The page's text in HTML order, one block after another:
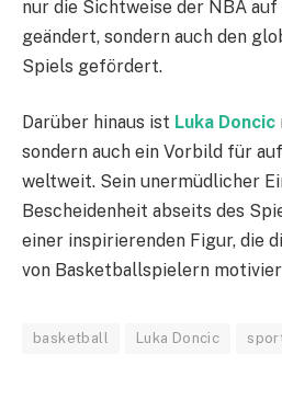
nur die Sichtweise der NBA
geändert, sondern auch den
Spiels gefördert.
Darüber hinaus ist Luka Doncic
sondern auch ein Vorbild für
weltweit. Sein unermüdlicher
Bescheidenheit abseits des
einer inspirierenden Figur, die
von Basketballspielern
basketball Luka Doncic